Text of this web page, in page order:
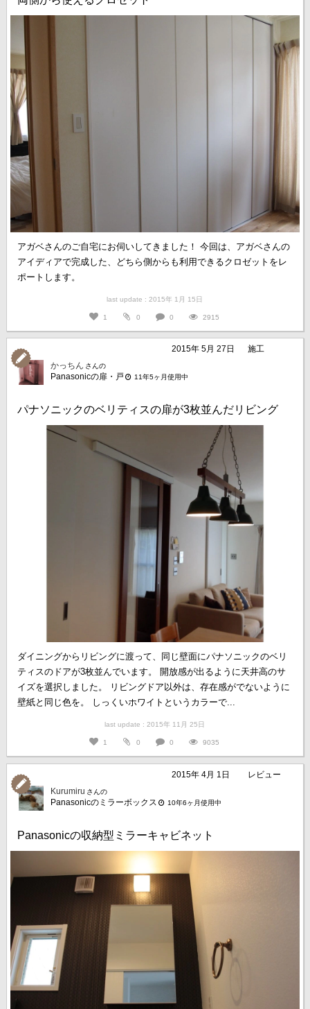
アガベさんのご自宅にお伺いしてきました！ 今回は、アガベさんの
アイディアで完成した、どちら側からも利用できるクロゼットをレ
ポートします。
last update : 2015年 1月 15日
1 0 0 2915
2015年 5月 27日
施工
かっちん さんの
Panasonicの扉・戸 11年5ヶ月使用中
パナソニックのベリティスの扉が3枚並んだリビング
ダイニングからリビングに渡って、同じ壁面にパナソニックのベリ
ティスのドアが3枚並んでいます。 開放感が出るように天井高のサ
イズを選択しました。 リビングドア以外は、存在感がでないように
壁紙と同じ色を。 しっくいホワイトというカラーで...
last update : 2015年 11月 25日
1 0 0 9035
2015年 4月 1日
レビュー
Kurumiru さんの
Panasonicのミラーボックス 10年6ヶ月使用中
Panasonicの収納型ミラーキャビネット